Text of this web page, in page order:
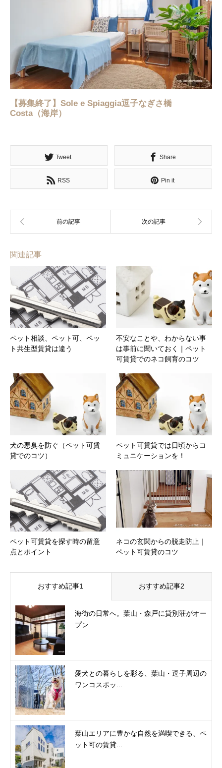
【募集終了】Sole e Spiaggia逗子なぎさ橋
Costa（海岸）
Tweet Share
RSS Pin it
関連記事
ペット相談、ペット可、ペッ
ト共生型賃貸は違う
不安なことや、わからない事
は事前に聞いておく｜ペット
可賃貸でのネコ飼育のコツ
犬の悪臭を防ぐ（ペット可賃
貸でのコツ）
ペット可賃貸では日頃からコ
ミュニケーションを！
ペット可賃貸を探す時の留意
点とポイント
ネコの玄関からの脱走防止｜
ペット可賃貸のコツ
おすすめ記事1 おすすめ記事2
海街の日常へ。葉山・森戸に貸別荘がオー
プン
愛犬との暮らしを彩る、葉山・逗子周辺の
ワンコスポッ...
葉山エリアに豊かな自然を満喫できる、ペ
ット可の賃貸...